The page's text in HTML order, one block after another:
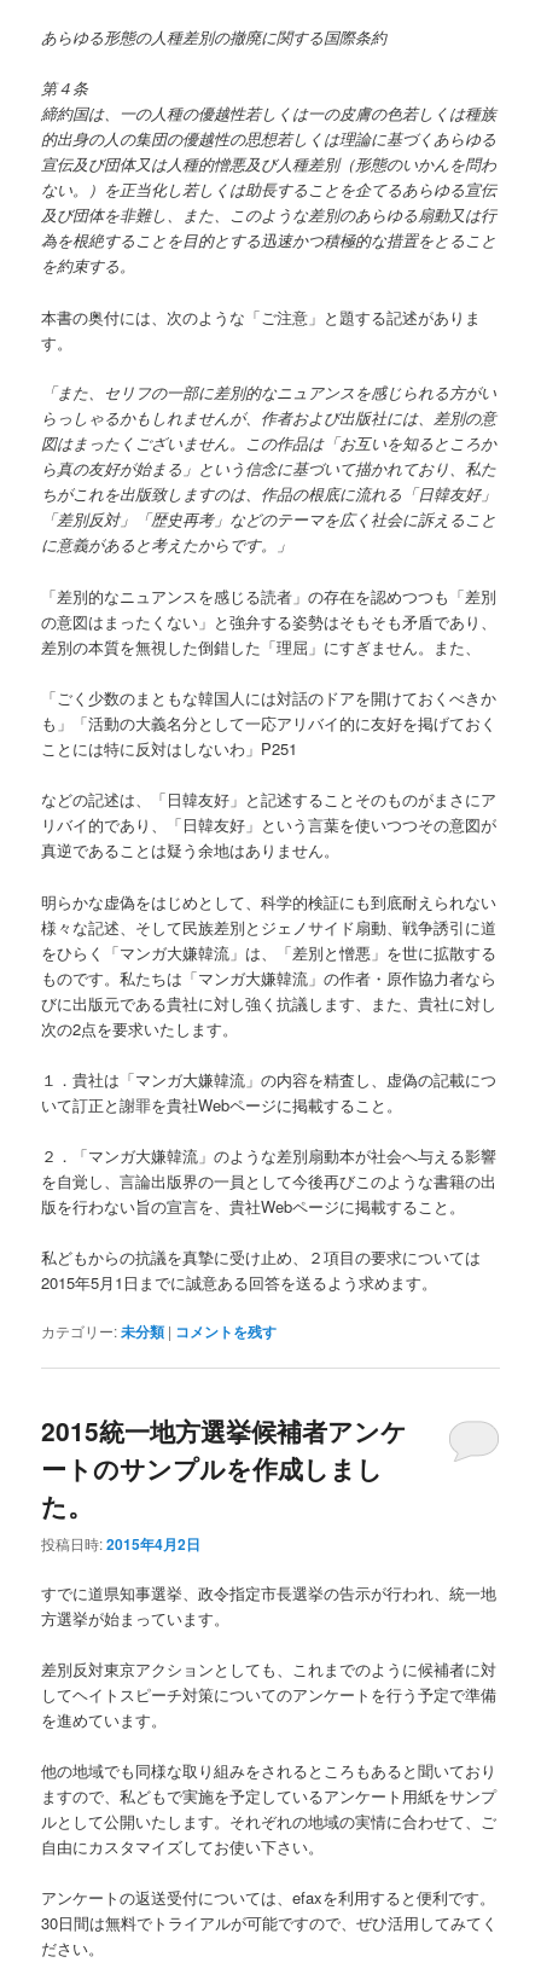
あらゆる形態の人種差別の撤廃に関する国際条約
第４条
締約国は、一の人種の優越性若しくは一の皮膚の色若しくは種族
的出身の人の集団の優越性の思想若しくは理論に基づくあらゆる
宣伝及び団体又は人種的憎悪及び人種差別（形態のいかんを問わ
ない。）を正当化し若しくは助長することを企てるあらゆる宣伝
及び団体を非難し、また、このような差別のあらゆる扇動又は行
為を根絶することを目的とする迅速かつ積極的な措置をとること
を約束する。
本書の奥付には、次のような「ご注意」と題する記述がありま
す。
「また、セリフの一部に差別的なニュアンスを感じられる方がい
らっしゃるかもしれませんが、作者および出版社には、差別の意
図はまったくございません。この作品は「お互いを知るところか
ら真の友好が始まる」という信念に基づいて描かれており、私た
ちがこれを出版致しますのは、作品の根底に流れる「日韓友好」
「差別反対」「歴史再考」などのテーマを広く社会に訴えること
に意義があると考えたからです。」
「差別的なニュアンスを感じる読者」の存在を認めつつも「差別
の意図はまったくない」と強弁する姿勢はそもそも矛盾であり、
差別の本質を無視した倒錯した「理屈」にすぎません。また、
「ごく少数のまともな韓国人には対話のドアを開けておくべきか
も」「活動の大義名分として一応アリバイ的に友好を掲げておく
ことには特に反対はしないわ」P251
などの記述は、「日韓友好」と記述することそのものがまさにア
リバイ的であり、「日韓友好」という言葉を使いつつその意図が
真逆であることは疑う余地はありません。
明らかな虚偽をはじめとして、科学的検証にも到底耐えられない
様々な記述、そして民族差別とジェノサイド扇動、戦争誘引に道
をひらく「マンガ大嫌韓流」は、「差別と憎悪」を世に拡散する
ものです。私たちは「マンガ大嫌韓流」の作者・原作協力者なら
びに出版元である貴社に対し強く抗議します、また、貴社に対し
次の2点を要求いたします。
１．貴社は「マンガ大嫌韓流」の内容を精査し、虚偽の記載につ
いて訂正と謝罪を貴社Webページに掲載すること。
２．「マンガ大嫌韓流」のような差別扇動本が社会へ与える影響
を自覚し、言論出版界の一員として今後再びこのような書籍の出
版を行わない旨の宣言を、貴社Webページに掲載すること。
私どもからの抗議を真摯に受け止め、２項目の要求については
2015年5月1日までに誠意ある回答を送るよう求めます。
カテゴリー:未分類 | コメントを残す
2015統一地方選挙候補者アンケ
ートのサンプルを作成しまし
た。
投稿日時:2015年4月2日
すでに道県知事選挙、政令指定市長選挙の告示が行われ、統一地
方選挙が始まっています。
差別反対東京アクションとしても、これまでのように候補者に対
してヘイトスピーチ対策についてのアンケートを行う予定で準備
を進めています。
他の地域でも同様な取り組みをされるところもあると聞いており
ますので、私どもで実施を予定しているアンケート用紙をサンプ
ルとして公開いたします。それぞれの地域の実情に合わせて、ご
自由にカスタマイズしてお使い下さい。
アンケートの返送受付については、efaxを利用すると便利です。
30日間は無料でトライアルが可能ですので、ぜひ活用してみてく
ださい。